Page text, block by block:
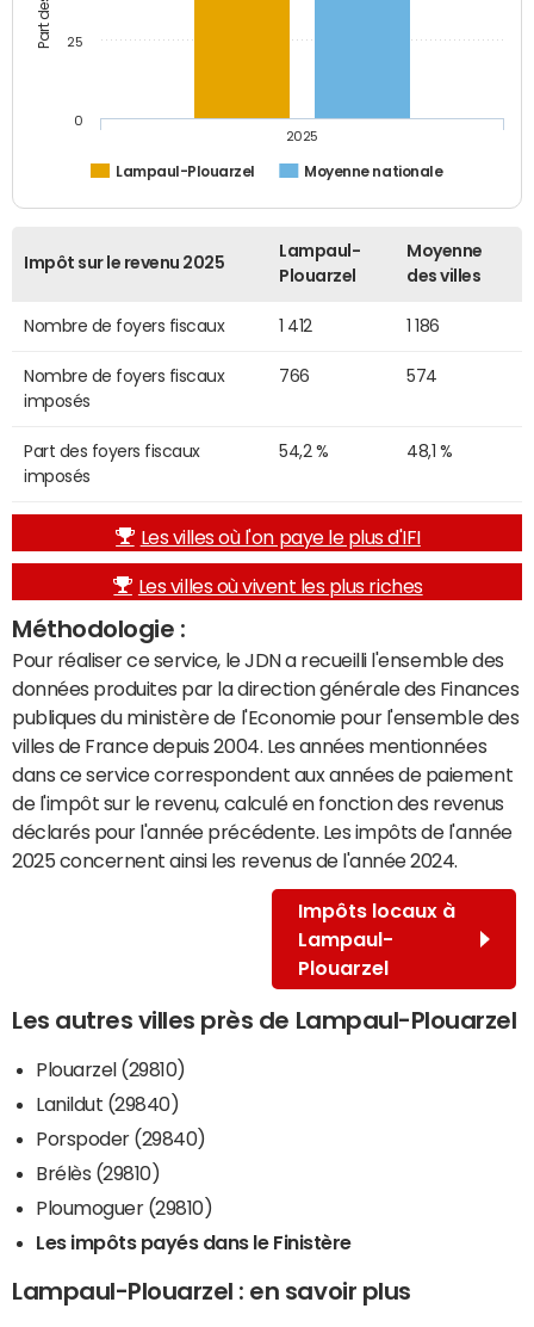
Lampaul-Plouarzel Moyenne nationale
2025
0
25
Impôt sur le revenu 2025
Lampaul-
Plouarzel
Moyenne
des villes
Nombre de foyers fiscaux 1 412 1 186
Nombre de foyers fiscaux
imposés
766 574
Part des foyers fiscaux
imposés
54,2 % 48,1 %
Les villes où l'on paye le plus d'IFI
Les villes où vivent les plus riches
Méthodologie :
Pour réaliser ce service, le JDN a recueilli l'ensemble des
données produites par la direction générale des Finances
publiques du ministère de l'Economie pour l'ensemble des
villes de France depuis 2004. Les années mentionnées
dans ce service correspondent aux années de paiement
de l'impôt sur le revenu, calculé en fonction des revenus
déclarés pour l'année précédente. Les impôts de l'année
2025 concernent ainsi les revenus de l'année 2024.
Impôts locaux à
Lampaul-
Plouarzel
Les autres villes près de Lampaul-Plouarzel
Plouarzel (29810)
Lanildut (29840)
Porspoder (29840)
Brélès (29810)
Ploumoguer (29810)
Les impôts payés dans le Finistère
Lampaul-Plouarzel : en savoir plus